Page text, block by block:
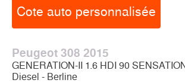
Cote auto personnalisée
Peugeot 308 2015
GENERATION-II 1.6 HDI 90
Diesel - Berline